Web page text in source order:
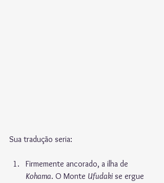
Sua tradução seria:
Firmemente ancorado, a ilha de
Kohama. O Monte Ufudaki se ergue